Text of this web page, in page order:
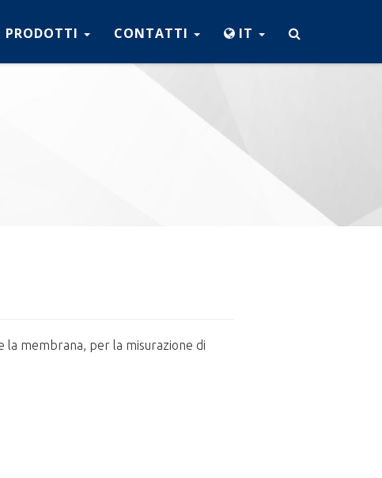
PRODOTTI CONTATTI IT
membrana, per la misurazione di